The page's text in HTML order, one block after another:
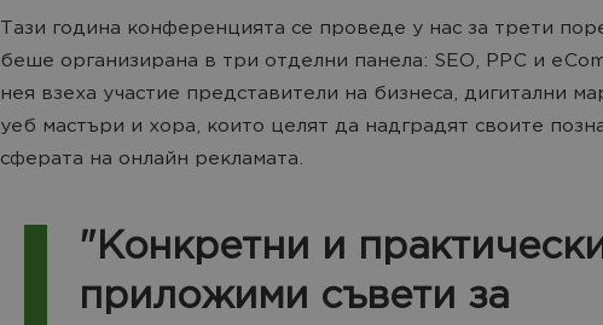
Taзи година конференцията се проведе у нас за трети
беше организирана в три отделни панела: SEO, PPC и
нея взеха участие представители на бизнеса, дигитални
уеб мастъри и хора, които целят да надградят своите
сферата на онлайн рекламата.
"Конкретни и
приложими съвети за